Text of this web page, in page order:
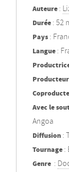
Auteure :
Durée : 52
Pays :
Langue :
Avec le
Angoa
Diffusion :
Tournage :
Genre :